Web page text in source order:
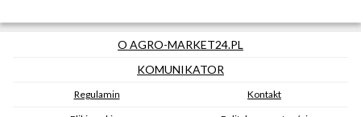
O AGRO-MARKET24.PL
KOMUNIKATOR
Regulamin Kontakt